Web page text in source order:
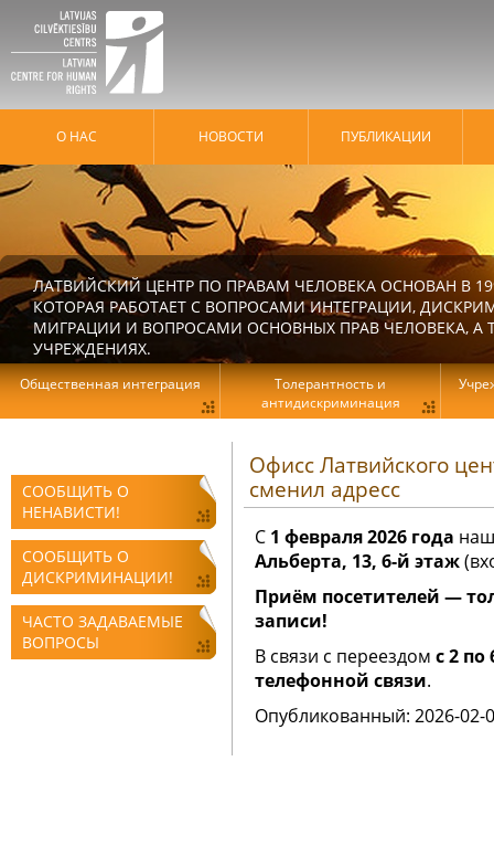
СООБЩИТЬ О
НЕНАВИСТИ!
СООБЩИТЬ О
ДИСКРИМИНАЦИИ!
ЧАСТО ЗАДАВАЕМЫЕ
ВОПРОСЫ
Офисс Латвийского
сменил адресс
С 1 февраля 2026 года
Альберта, 13, 6-й этаж
Приём посетителей —
записи!
В связи с переездом с 2
телефонной связи.
Oпубликованный: 2026-02-
О НАС HОВОСТИ ПУБЛИКАЦИИ
ЛАТВИЙСКИЙ ЦЕНТР ПО ПРАВАМ ЧЕЛОВЕКА ОСНОВАН В
КОТОРАЯ РАБОТАЕТ С ВОПРОСАМИ ИНТЕГРАЦИИ,
МИГРАЦИИ И ВОПРОСАМИ ОСНОВНЫХ ПРАВ ЧЕЛОВЕКА, А
УЧРЕЖДЕНИЯХ.
Общественная интеграция
Толерантность и
антидискриминация